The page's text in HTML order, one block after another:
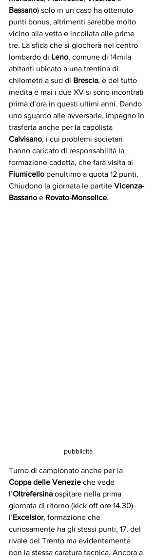
Bassano) solo in un caso ha ottenuto
punti bonus, altrimenti sarebbe molto
vicino alla vetta e incollata alle prime
tre. La sfida che si giocherà nel centro
lombardo di Leno, comune di 14mila
abitanti ubicato a una trentina di
chilometri a sud di Brescia, è del tutto
inedita e mai i due XV si sono incontrati
prima d’ora in questi ultimi anni. Dando
uno sguardo alle avversarie, impegno in
trasferta anche per la capolista
Calvisano, i cui problemi societari
hanno caricato di responsabilità la
formazione cadetta, che farà visita al
Fiumicello penultimo a quota 12 punti.
Chiudono la giornata le partite Vicenza-
Bassano e Rovato-Monselice.
pubblicità
Turno di campionato anche per la
Coppa delle Venezie che vede
l’Oltrefersina ospitare nella prima
giornata di ritorno (kick off ore 14.30)
l’Excelsior, formazione che
curiosamente ha gli stessi punti, 17, del
rivale del Trento ma evidentemente
non la stessa caratura tecnica. Ancora a